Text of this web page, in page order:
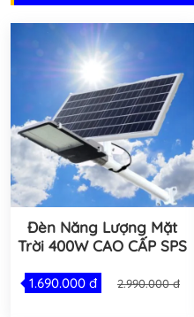
Đèn Năng Lượng Mặt
Trời 400W CAO CẤP SPS
1.690.000 đ 2.990.000 đ